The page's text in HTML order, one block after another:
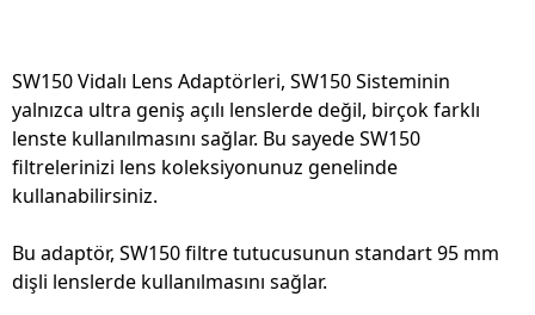
SW150 Vidalı Lens Adaptörleri, SW150 Sisteminin
yalnızca ultra geniş açılı lenslerde değil, birçok farklı
lenste kullanılmasını sağlar. Bu sayede SW150
filtrelerinizi lens koleksiyonunuz genelinde
kullanabilirsiniz.
Bu adaptör, SW150 filtre tutucusunun standart 95 mm
dişli lenslerde kullanılmasını sağlar.